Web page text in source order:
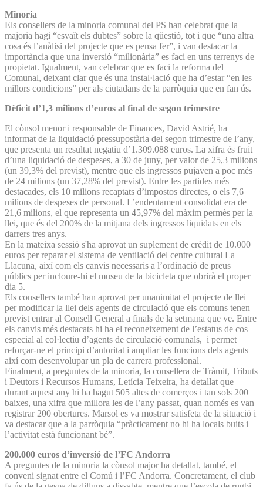
Minoria
Els consellers de la minoria comunal del PS han celebrat que la
majoria hagi “esvaït els dubtes” sobre la qüestió, tot i que “una altra
cosa és l’anàlisi del projecte que es pensa fer”, i van destacar la
importància que una inversió “milionària” es faci en uns terrenys de
propietat. Igualment, van celebrar que es faci la reforma del
Comunal, deixant clar que és una instal·lació que ha d’estar “en les
millors condicions” per als ciutadans de la parròquia que en fan ús.
Dèficit d’1,3 milions d’euros al final de segon trimestre
El cònsol menor i responsable de Finances, David Astrié, ha
informat de la liquidació pressupostària del segon trimestre de l’any,
que presenta un resultat negatiu d’1.309.088 euros. La xifra és fruit
d’una liquidació de despeses, a 30 de juny, per valor de 25,3 milions
(un 39,3% del previst), mentre que els ingressos pujaven a poc més
de 24 milions (un 37,28% del previst). Entre les partides més
destacades, els 10 milions recaptats d’impostos directes, o els 7,6
milions de despeses de personal. L’endeutament consolidat era de
21,6 milions, el que representa un 45,97% del màxim permès per la
llei, que és del 200% de la mitjana dels ingressos liquidats en els
darrers tres anys.
En la mateixa sessió s'ha aprovat un suplement de crèdit de 10.000
euros per reparar el sistema de ventilació del centre cultural La
Llacuna, així com els canvis necessaris a l’ordinació de preus
públics per incloure-hi el museu de la bicicleta que obrirà el proper
dia 5.
Els consellers també han aprovat per unanimitat el projecte de llei
per modificar la llei dels agents de circulació que els comuns tenen
previst entrar al Consell General a finals de la setmana que ve. Entre
els canvis més destacats hi ha el reconeixement de l’estatus de cos
especial al col·lectiu d’agents de circulació comunals, i permet
reforçar-ne el principi d’autoritat i ampliar les funcions dels agents
així com desenvolupar un pla de carrera professional.
Finalment, a preguntes de la minoria, la consellera de Tràmit, Tributs
i Deutors i Recursos Humans, Letícia Teixeira, ha detallat que
durant aquest any hi ha hagut 505 altes de comerços i tan sols 200
baixes, una xifra que millora les de l’any passat, quan només es van
registrar 200 obertures. Marsol es va mostrar satisfeta de la situació i
va destacar que a la parròquia “pràcticament no hi ha locals buits i
l’activitat està funcionant bé”.
200.000 euros d’inversió de l’FC Andorra
A preguntes de la minoria la cònsol major ha detallat, també, el
conveni signat entre el Comú i l’FC Andorra. Concretament, el club